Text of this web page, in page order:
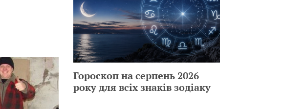
Гороскоп на серпень 2026
року для всіх знаків зодіаку